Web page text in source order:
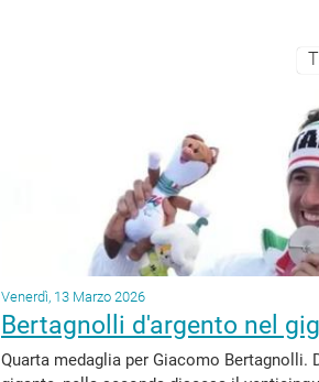
Venerdì, 13 Marzo 2026
Bertagnolli d'argento nel
Quarta medaglia per Giacomo